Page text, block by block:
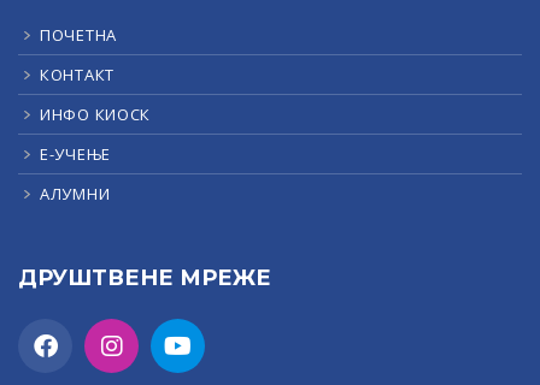
ПОЧЕТНА
КОНТАКТ
ИНФО КИОСК
Е-УЧЕЊЕ
АЛУМНИ
ДРУШТВЕНЕ МРЕЖЕ